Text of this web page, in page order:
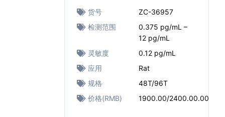
货号
ZC-36957
检测范围
0.375 pg/mL –
12 pg/mL
灵敏度
0.12 pg/mL
应用
Rat
规格
48T/96T
价格(RMB)
1900.00/2400.00.00